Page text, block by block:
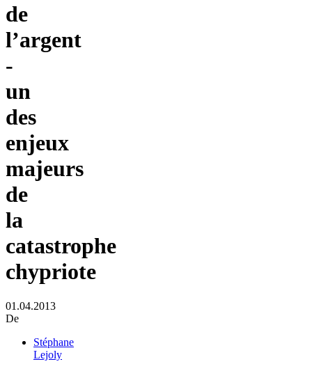
de
l’argent
-
un
des
enjeux
majeurs
de
la
catastrophe
chypriote
01.04.2013
De
Stéphane
Lejoly